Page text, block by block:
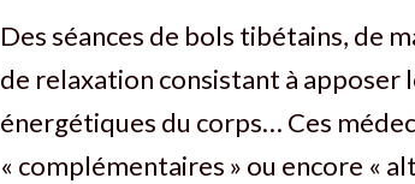
Des séances de bols tibétains, de
de relaxation consistant à
énergétiques du corps… Ces
« complémentaires » ou encore «